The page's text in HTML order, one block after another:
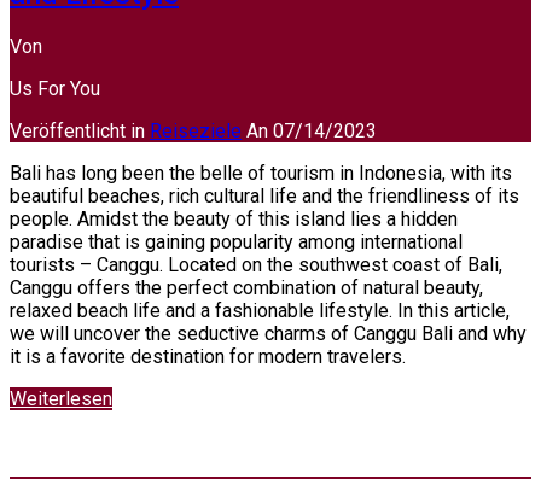
Von
Us For You
Veröffentlicht in Reiseziele An 07/14/2023
Bali has long been the belle of tourism in Indonesia, with its
beautiful beaches, rich cultural life and the friendliness of its
people. Amidst the beauty of this island lies a hidden
paradise that is gaining popularity among international
tourists – Canggu. Located on the southwest coast of Bali,
Canggu offers the perfect combination of natural beauty,
relaxed beach life and a fashionable lifestyle. In this article,
we will uncover the seductive charms of Canggu Bali and why
it is a favorite destination for modern travelers.
Weiterlesen